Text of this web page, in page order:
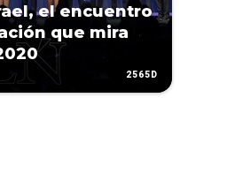
el encuentro
que mira
2565D